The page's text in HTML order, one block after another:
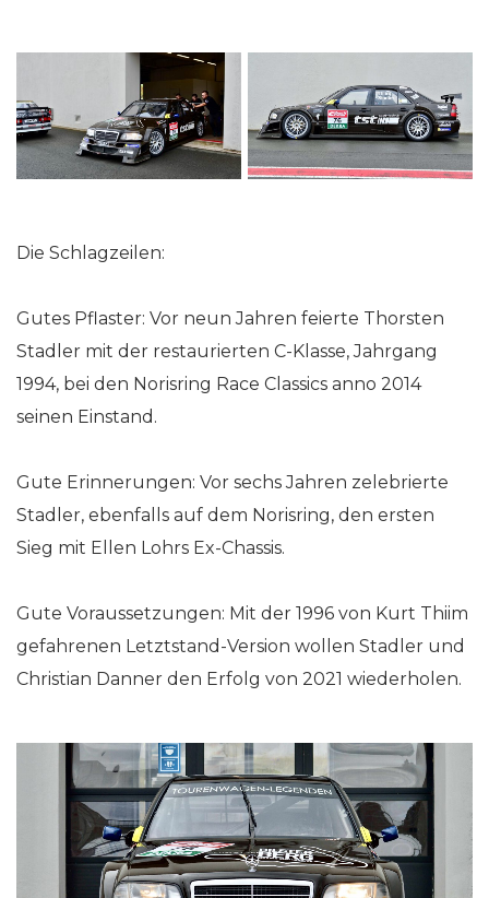
Die Schlagzeilen:
Gutes Pflaster: Vor neun Jahren feierte Thorsten
Stadler mit der restaurierten C-Klasse, Jahrgang
1994, bei den Norisring Race Classics anno 2014
seinen Einstand.
Gute Erinnerungen: Vor sechs Jahren zelebrierte
Stadler, ebenfalls auf dem Norisring, den ersten
Sieg mit Ellen Lohrs Ex-Chassis.
Gute Voraussetzungen: Mit der 1996 von Kurt Thiim
gefahrenen Letztstand-Version wollen Stadler und
Christian Danner den Erfolg von 2021 wiederholen.